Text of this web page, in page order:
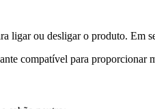
ligar ou desligar o produto. Em
compatível para proporcionar